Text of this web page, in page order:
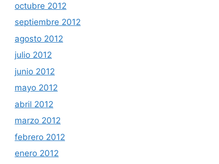
octubre 2012
septiembre 2012
agosto 2012
julio 2012
junio 2012
mayo 2012
abril 2012
marzo 2012
febrero 2012
enero 2012